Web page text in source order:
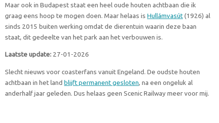
Maar ook in Budapest staat een heel oude houten achtbaan die ik
graag eens hoop te mogen doen. Maar helaas is Hullámvasút(1926) al
sinds 2015 buiten werking omdat de dierentuin waarin deze baan
staat, dit gedeelte van het park aan het verbouwen is.
Laatste update: 27-01-2026
Slecht nieuws voor coasterfans vanuit Engeland. De oudste houten
achtbaan in het land blijft permanent gesloten, na een ongeluk al
anderhalf jaar geleden. Dus helaas geen Scenic Railway meer voor mij.